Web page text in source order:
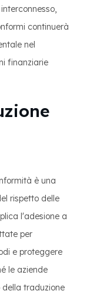
continuerà
nel
finanziarie
è una
rispetto delle
l'adesione a
per
e proteggere
le aziende
della traduzione